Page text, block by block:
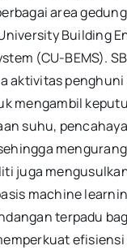
area
Building
(CU-BEMS).
aktivitas penghuni
mengambil
suhu,
juga
machine
terpadu
efisiensi